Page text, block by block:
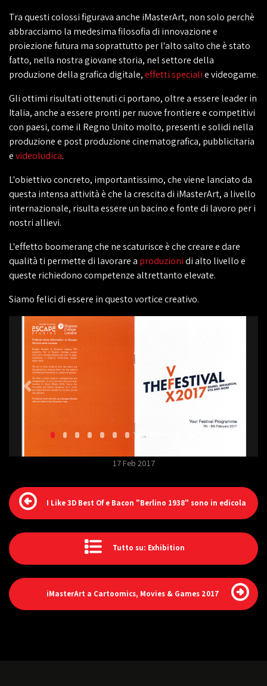
Tra questi colossi figurava anche iMasterArt, non solo perchè
abbracciamo la medesima filosofia di innovazione e
proiezione futura ma soprattutto per l'alto salto che è stato
fatto, nella nostra giovane storia, nel settore della
produzione della grafica digitale,effetti specialie videogame.
Gli ottimi risultati ottenuti ci portano, oltre a essere leader in
Italia, anche a essere pronti per nuove frontiere e competitivi
con paesi, come il Regno Unito molto, presenti e solidi nella
produzione e post produzione cinematografica, pubblicitaria
evideoludica.
L'obiettivo concreto, importantissimo, che viene lanciato da
questa intensa attività è che la crescita di iMasterArt, a livello
internazionale, risulta essere un bacino e fonte di lavoro per i
nostri allievi.
L'effetto boomerang che ne scaturisce è che creare e dare
qualità ti permette di lavorare a produzionidi alto livello e
queste richiedono competenze altrettanto elevate.
Siamo felici di essere in questo vortice creativo.
17 Feb 2017
I Like 3D Best Of e Bacon "Berlino 1938" sono in edicola
Tutto su: Exhibition
iMasterArt a Cartoomics, Movies & Games 2017